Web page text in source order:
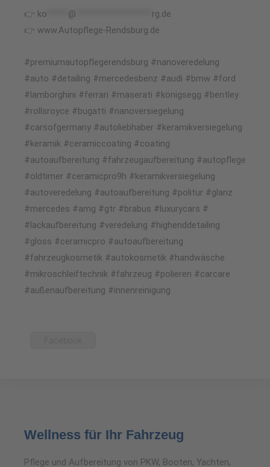
👉 ko @
rg.de
👉 www.Autopflege-Rendsburg.de
#premiumautopflegerendsburg #nanoveredelung
#auto #detailing #mercedesbenz #audi #bmw #ford
#lamborghini #ferrari #maserati #königsegg #bentley
#rollsroyce #bugatti #nanoversiegelung
#carsofgermany #autoliebhaber #keramikversiegelung
#keramik #ceramiccoating #coating
#autoaufbereitung #fahrzeugaufbereitung #autopflege
#oldtimer #ceramicpro9h #keramikversiegelung
#autoveredelung #autoaufbereitung #politur #glanz
#mercedes #amg #gtr #brabus #luxurycars #
#lackaufbereitung #veredelung #highenddetailing
#gloss #ceramicpro #autoaufbereitung
#fahrzeugkosmetik #autokosmetik #handwäsche
#mikroschleiftechnik #fahrzeug #polieren #carcare
#außenaufbereitung #innenreinigung
Wellness für Ihr Fahrzeug
Pflege und Aufbereitung von PKW, Booten, Yachten,